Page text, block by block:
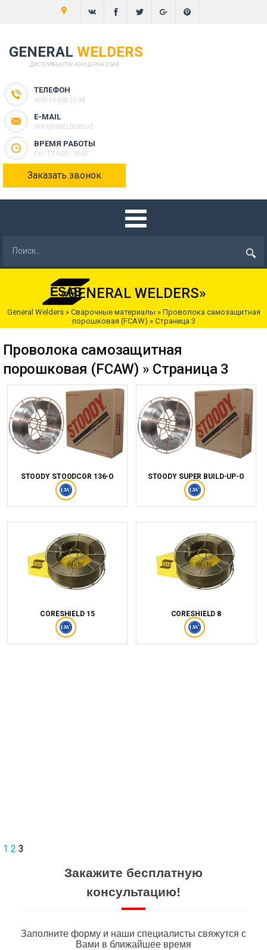
GENERAL WELDERS
ДИСТРИБЬЮТОР КОНЦЕРНА ESAB
ТЕЛЕФОН
+998 93 608 23-98
E-MAIL
INFO@GWELDERS.UZ
ВРЕМЯ РАБОТЫ
ПН - ПТ 9:00 - 18:00
Заказать звонок
«GENERAL WELDERS»
General Welders» Сварочные материалы » Проволока самозащитная
порошковая (FCAW) » Страница 3
Проволока самозащитная
порошковая (FCAW) » Страница 3
STOODY STOODCOR 136-O STOODY SUPER BUILD-UP-O
CORESHIELD 15 CORESHIELD 8
1 2 3
Закажите бесплатную
консультацию!
Заполните форму и наши специалисты свяжутся с
Вами в ближайшее время